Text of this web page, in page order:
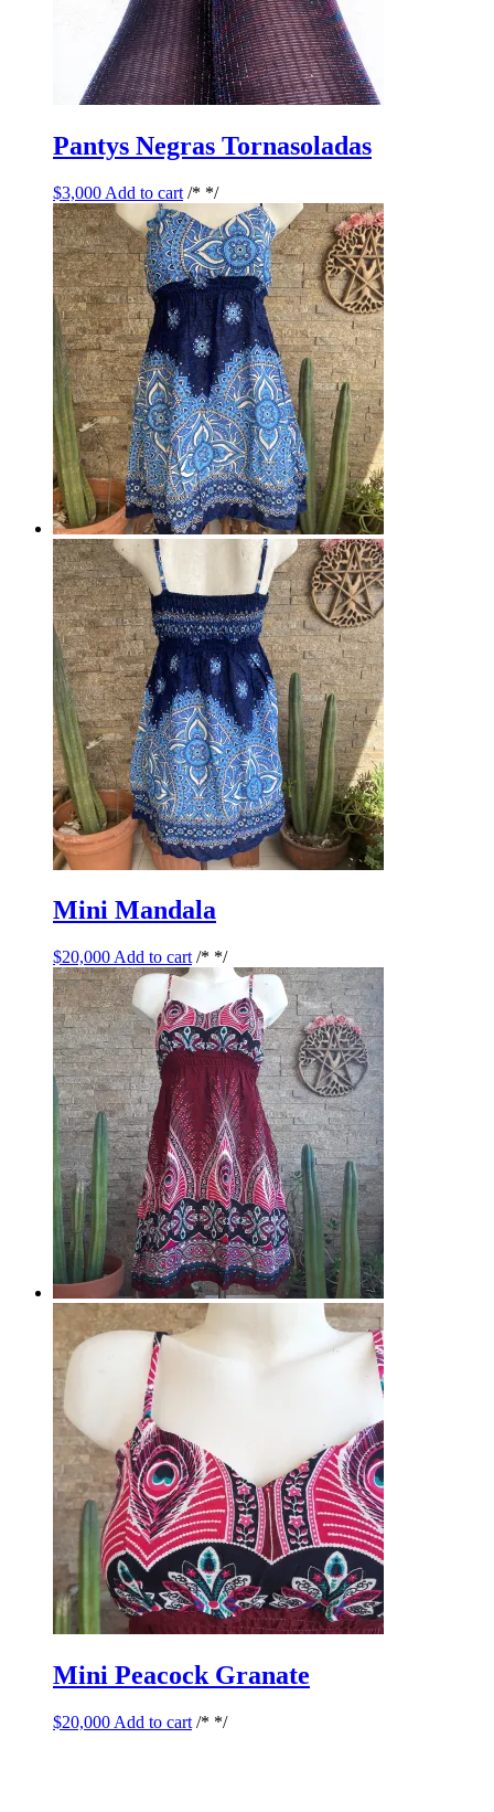
Pantys Negras Tornasoladas
$3,000 Add to cart /* */
Mini Mandala
$20,000 Add to cart /* */
Mini Peacock Granate
$20,000 Add to cart /* */